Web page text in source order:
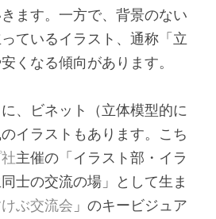
ます。一方で、背景のない
ているイラスト、通称「立
くなる傾向があります。
、ビネット（立体模型的に
イラストもあります。こち
主催の「イラスト部・イラ
士の交流の場」として生ま
ぶ交流会 」のキービジュア